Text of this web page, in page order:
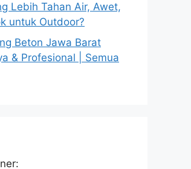
Lebih Tahan Air, Awet,
untuk Outdoor?
Beton Jawa Barat
& Profesional | Semua